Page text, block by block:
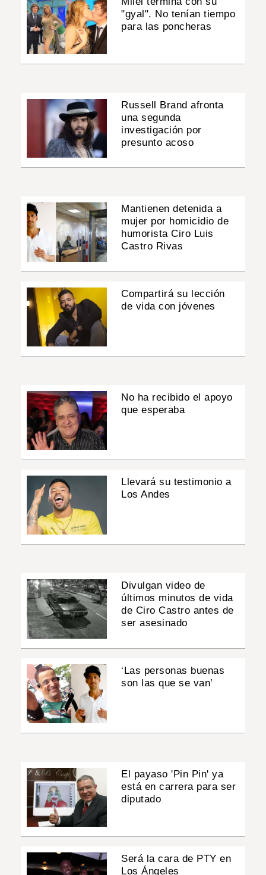
"gyal". No tenían tiempo
para las poncheras
Russell Brand afronta
una segunda
investigación por
presunto acoso
Mantienen detenida a
mujer por homicidio de
humorista Ciro Luis
Castro Rivas
Compartirá su lección
de vida con jóvenes
No ha recibido el apoyo
que esperaba
Llevará su testimonio a
Los Andes
Divulgan video de
últimos minutos de vida
de Ciro Castro antes de
ser asesinado
‘Las personas buenas
son las que se van’
El payaso 'Pin Pin' ya
está en carrera para ser
diputado
Será la cara de PTY en
Los Ángeles